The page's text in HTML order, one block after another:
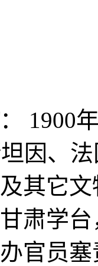
： 1900
因、
其它
肃学
官员